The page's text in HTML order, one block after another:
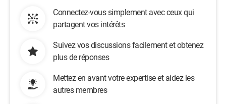
Connectez-vous simplement avec ceux qui
partagent vos intérêts
Suivez vos discussions facilement et obtenez
plus de réponses
Mettez en avant votre expertise et aidez les
autres membres